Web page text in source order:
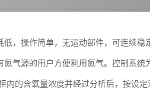
，操作简单，无运动部件，可连续稳
气源的用户方便利用氮气。控制系统
内的含氧量浓度并经过分析后，按设定